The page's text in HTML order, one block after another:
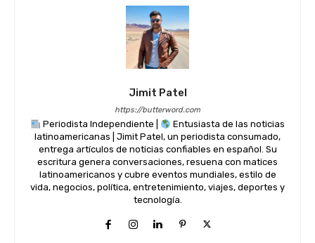
Jimit Patel
https://butterword.com
Periodista Independiente |
Entusiasta de las noticias
latinoamericanas | Jimit Patel, un periodista consumado,
entrega artículos de noticias confiables en español. Su
escritura genera conversaciones, resuena con matices
latinoamericanos y cubre eventos mundiales, estilo de
vida, negocios, política, entretenimiento, viajes, deportes y
tecnología.